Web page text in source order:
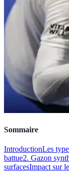
Sommaire
IntroductionLes
battue2. Gazon
surfacesImpact sur